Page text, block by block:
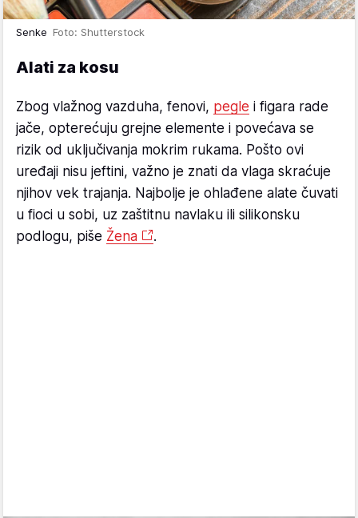
Senke Foto: Shutterstock
Alati za kosu
Zbog vlažnog vazduha, fenovi, pegle i figara rade
jače, opterećuju grejne elemente i povećava se
rizik od uključivanja mokrim rukama. Pošto ovi
uređaji nisu jeftini, važno je znati da vlaga skraćuje
njihov vek trajanja. Najbolje je ohlađene alate čuvati
u fioci u sobi, uz zaštitnu navlaku ili silikonsku
podlogu, piše Žena .